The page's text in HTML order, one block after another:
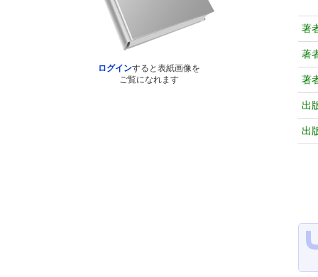
ログインすると表紙画像を
ご覧になれます
著
著
著
出
出